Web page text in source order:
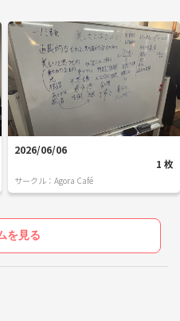
2026/06/06
1 枚
サークル：Agora Café
を見る